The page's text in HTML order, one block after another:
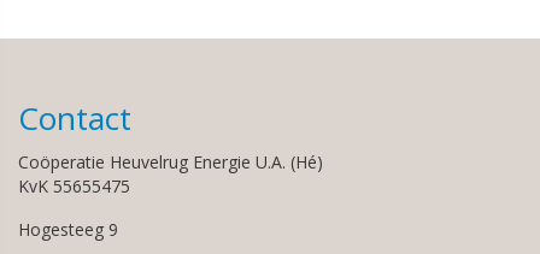
Contact
Coöperatie Heuvelrug Energie U.A. (Hé)
KvK 55655475
Hogesteeg 9